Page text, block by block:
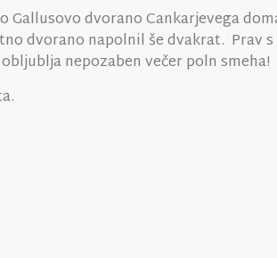
dvorano Cankarjevega
dvorano napolnil še dvakrat. Prav
nepozaben večer poln smeha!